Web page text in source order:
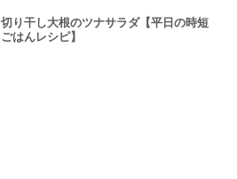
切り干し大根のツナサラダ【平日の時短
ごはんレシピ】